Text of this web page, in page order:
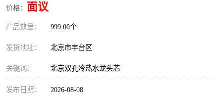
价格： 面议
产品数量： 999.00个
发货地址： 北京市丰台区
关键词： 北京双孔冷热水龙头芯
发布日期： 2026-08-08